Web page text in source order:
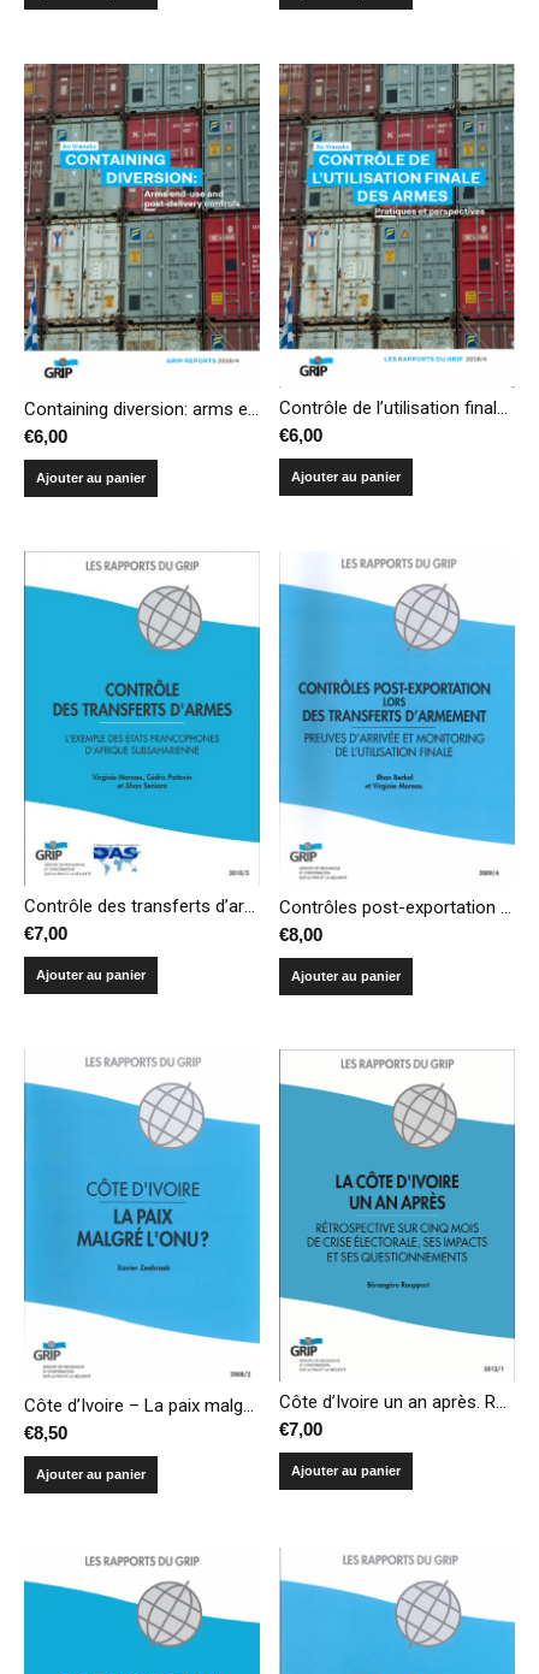
Containing diversion: arms end-use and post-delivery controls
€6,00
Ajouter au panier
Contrôle de l’utilisation finale des armes: pratiques et perspectives
€6,00
Ajouter au panier
Contrôle des transferts d’armes – L’exemple des États francophones d’Afrique subsaharienne
€7,00
Ajouter au panier
Contrôles post-exportation lors des transferts d’armement : Preuves d’arrivée et monitoring de l’utilisation finale
€8,00
Ajouter au panier
Côte d’Ivoire – La paix malgré l’ONU
€8,50
Ajouter au panier
Côte d’Ivoire un an après. Rétrospective sur cinq mois de crise électorale, ses impacts et ses questionnements
€7,00
Ajouter au panier